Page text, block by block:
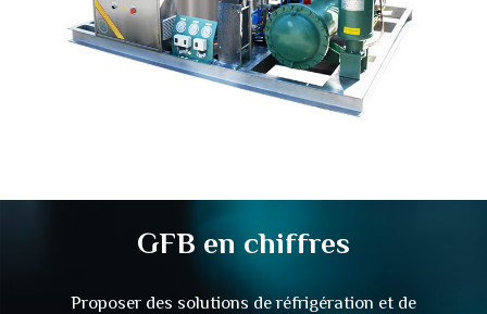
GFB en chiffres
Proposer des solutions de réfrigération et de